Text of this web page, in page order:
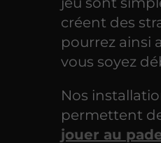
créent des
pourrez ainsi
vous soyez
Nos
permettent
jouer au